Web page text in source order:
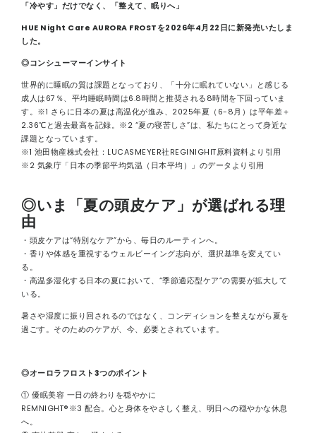
「冷やす」だけでなく、「整えて、眠りへ」
HUE Night Care AURORA FROSTを2026年4月22日に新発売いたしま
した。
◎コンシューマーインサイト
世界的に睡眠の質は課題となっており、「十分に眠れていない」と感じる
成人は67％、平均睡眠時間は6.8時間と推奨される8時間を下回っていま
す。※1 さらに日本の夏は高温化が進み、2025年夏（6-8月）は平年差＋
2.36℃と過去最高を記録。※2 “夏の寝苦しさ”は、私たちにとって身近な
課題となっています。
※1 池田物産株式会社：LUCASMEYER社REGINIGHIT原料資料より引用
※2 気象庁「日本の季節平均気温（日本平均）」のデータより引用
◎いま「夏の頭皮ケア」が選ばれる理
由
・頭皮ケアは“特別なケア”から、毎日のルーティンへ。
・香りや体感を重視するウェルビーイング志向が、選択基準を変えてい
る。
・高温多湿化する日本の夏において、“季節適応型ケア”の需要が拡大して
いる。
暑さや湿度に振り回されるのではなく、コンディションを整えながら夏を
過ごす。そのためのケアが、今、必要とされています。
◎オーロラフロスト3つのポイント
① 優眠美容 一日の終わりを穏やかに
REMNIGHT®※3 配合。心と身体をやさしく整え、明日への穏やかな休息
へ。